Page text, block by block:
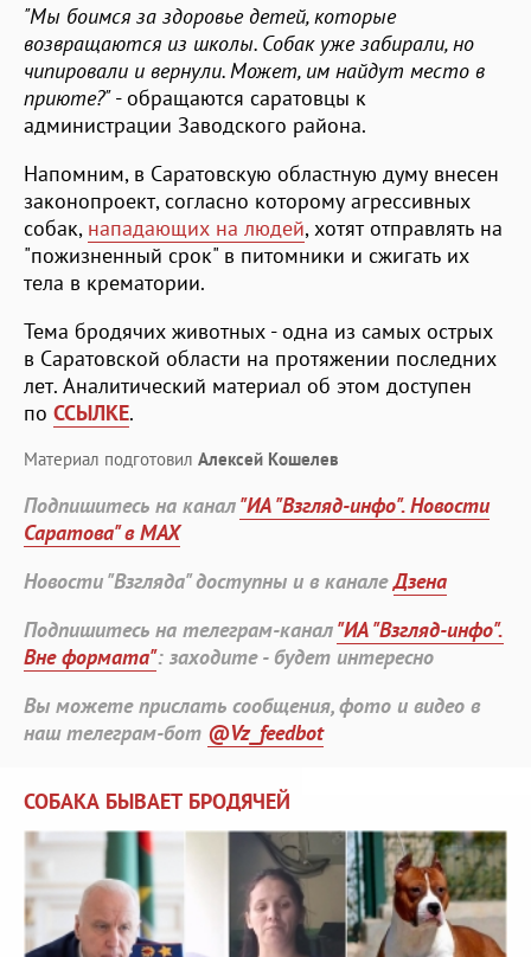
"Мы боимся за здоровье детей, которые
возвращаются из школы. Собак уже забирали, но
чипировали и вернули. Может, им найдут место в
приюте?"- обращаются саратовцы к
администрации Заводского района.
Напомним, в Саратовскую областную думу внесен
законопроект, согласно которому агрессивных
собак, нападающих на людей, хотят отправлять на
"пожизненный срок" в питомники и сжигать их
тела в крематории.
Тема бродячих животных - одна из самых острых
в Саратовской области на протяжении последних
лет. Аналитический материал об этом доступен
по ССЫЛКЕ.
Материал подготовил Алексей Кошелев
Подпишитесь на канал"ИА "Взгляд-инфо". Новости
Саратова" в MAX
Новости "Взгляда" доступны и в каналеДзена
Подпишитесь на телеграм-канал"ИА "Взгляд-инфо".
Вне формата": заходите - будет интересно
Вы можете прислать сообщения, фото и видео в
наш телеграм-бот @Vz_feedbot
СОБАКА БЫВАЕТ БРОДЯЧЕЙ